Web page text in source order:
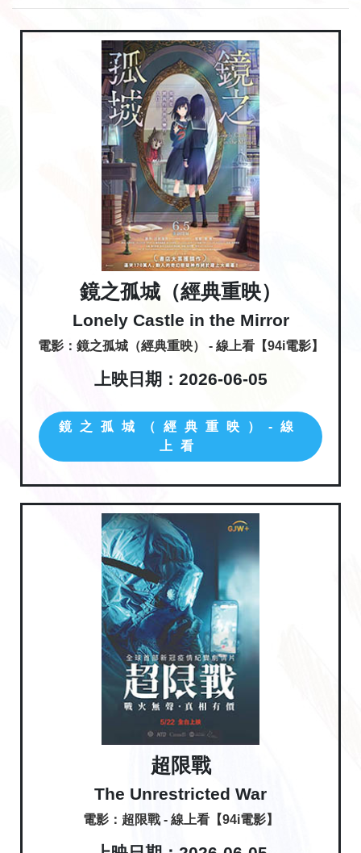
鏡之孤城（經典重映）
Lonely Castle in the Mirror
電影：鏡之孤城（經典重映） - 線上看【94i電影】
上映日期：2026-06-05
鏡之孤城（經典重映）-線
上看
超限戰
The Unrestricted War
電影：超限戰 - 線上看【94i電影】